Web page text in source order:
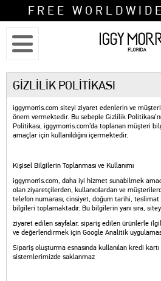
FREE
GİZLİLİK POLİTİKASI
iggymorris.com siteyi ziyaret edenlerin ve
önem vermektedir. Bu sebeple Gizlilik
Politikası, iggymorris.com’da toplanan müşteri
amaçlar için kullanıldığını içermektedir.
Kişisel Bilgilerin Toplanması ve Kullanımı
iggymorris.com, daha iyi hizmet sunabilmek
olan ziyaretçilerden, kullanıcılardan ve
telefon numarası, cinsiyet, doğum tarihi,
bilgileri toplamaktadır. Bu bilgilerin yanı sıra,
ziyaret edilen sayfalar, sipariş edilen ürünlerle
ve değerlendirmek için Google Analitik
Sipariş oluşturma esnasında kullanılan kredi
sistemlerimizde saklanmaz